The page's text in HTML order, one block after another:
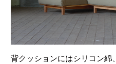
背クッションにはシリコン綿